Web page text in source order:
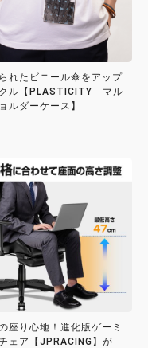
れたビニール傘をアップ
ル【PLASTICITY マル
ルダーケース】
座り心地！進化版ゲーミ
ェア【JPRACING】が